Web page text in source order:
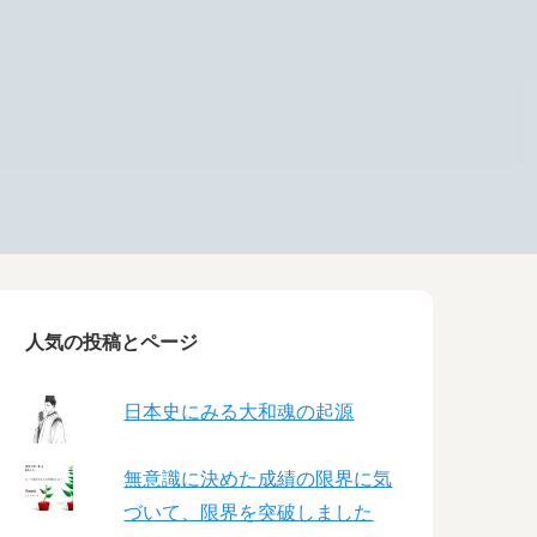
人気の投稿とページ
日本史にみる大和魂の起源
無意識に決めた成績の限界に気
づいて、限界を突破しました